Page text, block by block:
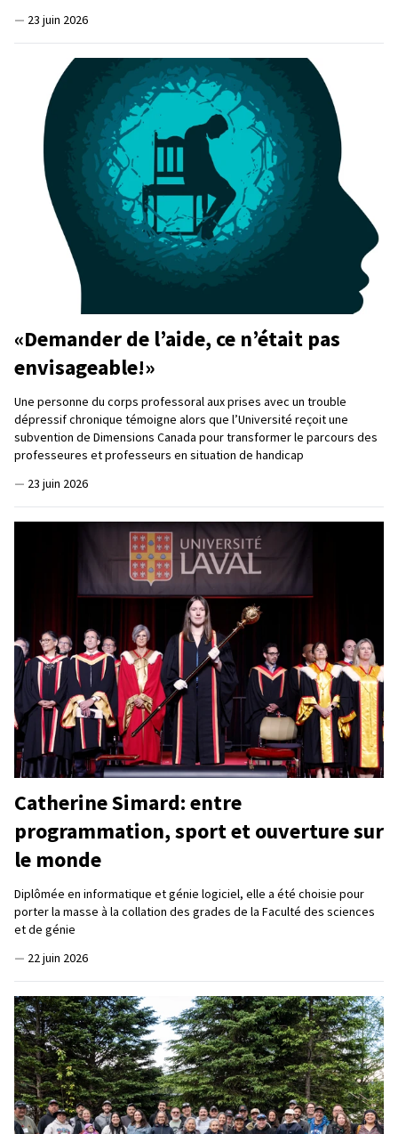
— 23 juin 2026
«Demander de l’aide, ce n’était pas
envisageable!»
Une personne du corps professoral aux prises avec un trouble
dépressif chronique témoigne alors que l’Université reçoit une
subvention de Dimensions Canada pour transformer le parcours des
professeures et professeurs en situation de handicap
— 23 juin 2026
Catherine Simard: entre
programmation, sport et ouverture sur
le monde
Diplômée en informatique et génie logiciel, elle a été choisie pour
porter la masse à la collation des grades de la Faculté des sciences
et de génie
— 22 juin 2026